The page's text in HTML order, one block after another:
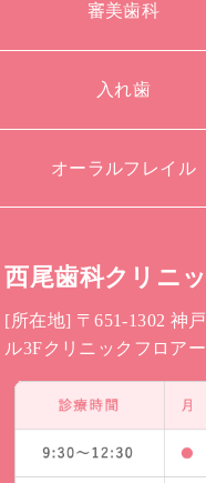
審美歯科
入れ歯
オーラルフレイル
西尾歯科クリニ
[所在地] 〒651-1302 神
ル3Fクリニックフロア